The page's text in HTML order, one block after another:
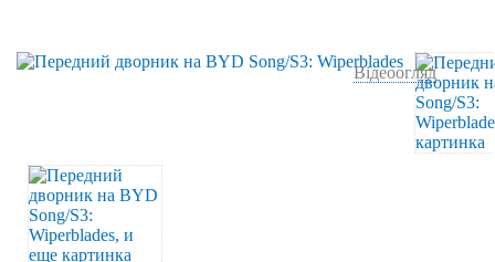
Відеоогляд